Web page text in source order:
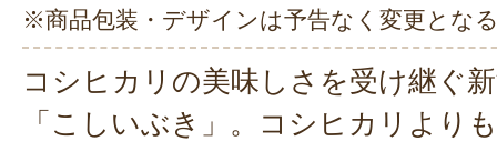
※商品包装・デザインは予告なく変更とな
コシヒカリの美味しさを受け継ぐ
「こしいぶき」。コシヒカリより